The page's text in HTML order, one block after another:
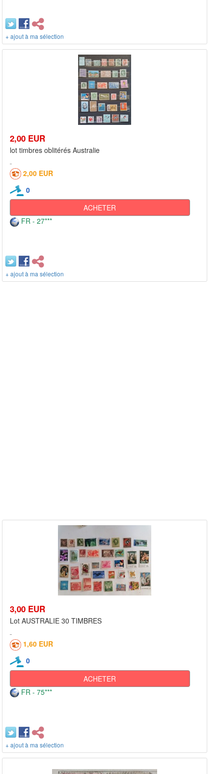
+ ajout à ma sélection
2,00 EUR
lot timbres oblitérés Australie
2,00 EUR
0
ACHETER
FR - 27***
+ ajout à ma sélection
3,00 EUR
Lot AUSTRALIE 30 TIMBRES
1,60 EUR
0
ACHETER
FR - 75***
+ ajout à ma sélection